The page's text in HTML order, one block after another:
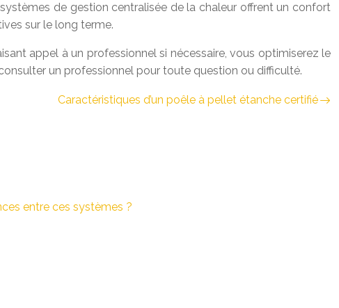
de gestion centralisée de la chaleur offrent un confort
sur le long terme.
appel à un professionnel si nécessaire, vous optimiserez le
un professionnel pour toute question ou difficulté.
Caractéristiques d’un poêle à pellet étanche certifié
entre ces systèmes ?